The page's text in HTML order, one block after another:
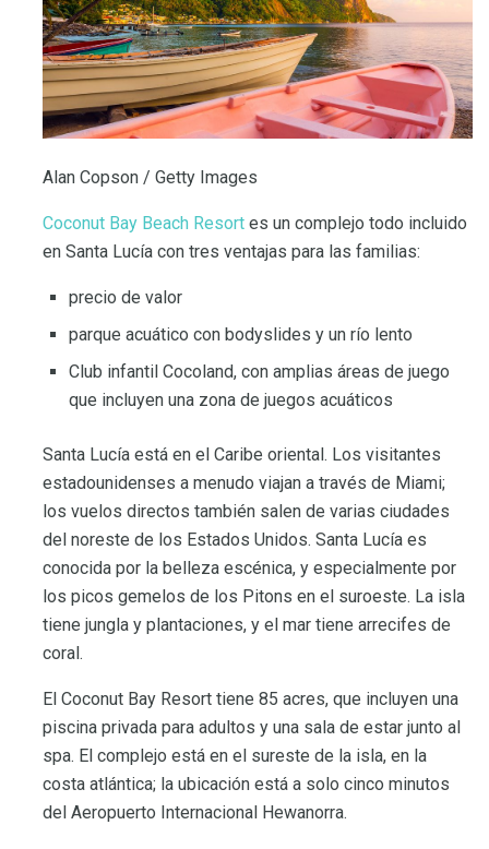
Alan Copson / Getty Images
Coconut Bay Beach Resort es un complejo todo incluido
en Santa Lucía con tres ventajas para las familias:
precio de valor
parque acuático con bodyslides y un río lento
Club infantil Cocoland, con amplias áreas de juego
que incluyen una zona de juegos acuáticos
Santa Lucía está en el Caribe oriental. Los visitantes
estadounidenses a menudo viajan a través de Miami;
los vuelos directos también salen de varias ciudades
del noreste de los Estados Unidos. Santa Lucía es
conocida por la belleza escénica, y especialmente por
los picos gemelos de los Pitons en el suroeste. La isla
tiene jungla y plantaciones, y el mar tiene arrecifes de
coral.
El Coconut Bay Resort tiene 85 acres, que incluyen una
piscina privada para adultos y una sala de estar junto al
spa. El complejo está en el sureste de la isla, en la
costa atlántica; la ubicación está a solo cinco minutos
del Aeropuerto Internacional Hewanorra.